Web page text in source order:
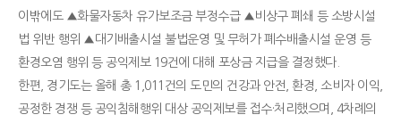
이밖에도 ▲화물자동차 유가보조금 부정수급 ▲비상구 폐쇄 등 소방시설
법 위반 행위 ▲대기배출시설 불법운영 및 무허가 폐수배출시설 운영 등
환경오염 행위 등 공익제보 19건에 대해 포상금 지급을 결정했다.
한편, 경기도는 올해 총 1,011건의 도민의 건강과 안전, 환경, 소비자 이익,
공정한 경쟁 등 공익침해행위 대상 공익제보를 접수·처리했으며, 4차례의